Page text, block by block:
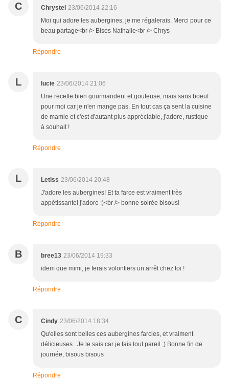
C Chrystel 23/06/2014 22:16
Moi qui adore les aubergines, je me régalerais. Merci pour ce
beau partage<br /> Bises Nathalie<br /> Chrys
Répondre
L lucie 23/06/2014 21:06
Une recette bien gourmandent et gouteuse, mais sans boeuf
pour moi car je n'en mange pas. En tout cas ça sent la cuisine
de mamie et c'est d'autant plus appréciable, j'adore, rustique
à souhait !
Répondre
L Letiss 23/06/2014 20:48
J'adore les aubergines! Et ta farce est vraiment très
appétissante! j'adore :)<br /> bonne soirée bisous!
Répondre
B bree13 23/06/2014 19:33
idem que mimi, je ferais volontiers un arrêt chez toi !
Répondre
C Cindy 23/06/2014 18:34
Qu'elles sont belles ces aubergines farcies, et vraiment
délicieuses.. Je le sais car je fais tout pareil ;) Bonne fin de
journée, bisous bisous
Répondre